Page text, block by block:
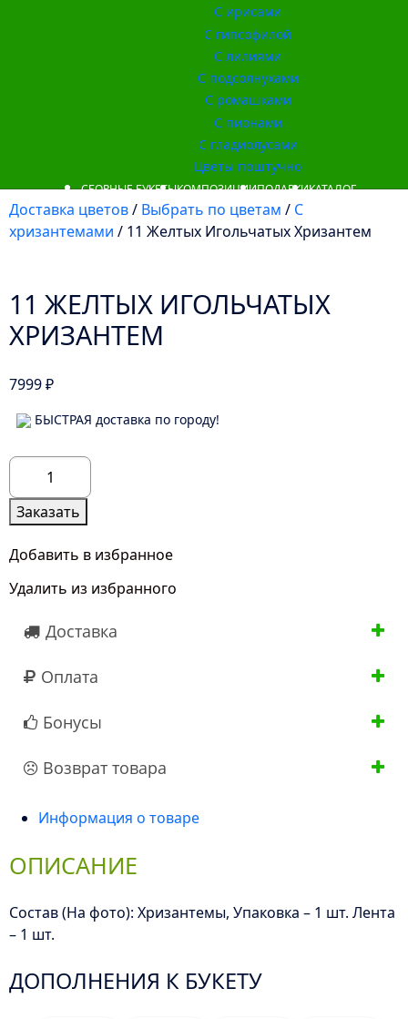
С ирисами
С гипсофилой
С лилиями
С подсолнухами
С ромашками
С пионами
С гладиолусами
Цветы поштучно
СБОРНЫЕ БУКЕТЫКОМПОЗИЦИИПОДАРКИКАТАЛОГ
Доставка цветов/ Выбрать по цветам / С
хризантемами / 11 Желтых Игольчатых Хризантем
11 ЖЕЛТЫХ ИГОЛЬЧАТЫХ
ХРИЗАНТЕМ
7999₽
БЫСТРАЯ доставка по городу!
Количество
товара
11
Желтых
Игольчатых
Заказать
Добавить в избранное
Удалить из избранного
Доставка
Оплата
Бонусы
Возврат товара
Информация о товаре
ОПИСАНИЕ
Состав (На фото): Хризантемы, Упаковка – 1 шт. Лента
– 1 шт.
ДОПОЛНЕНИЯ К БУКЕТУ